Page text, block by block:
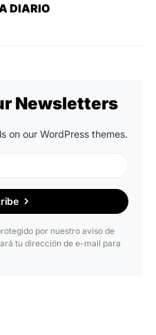
DIARIO
Newsletters
on our WordPress themes.
por nuestro aviso de
tu dirección de e-mail para